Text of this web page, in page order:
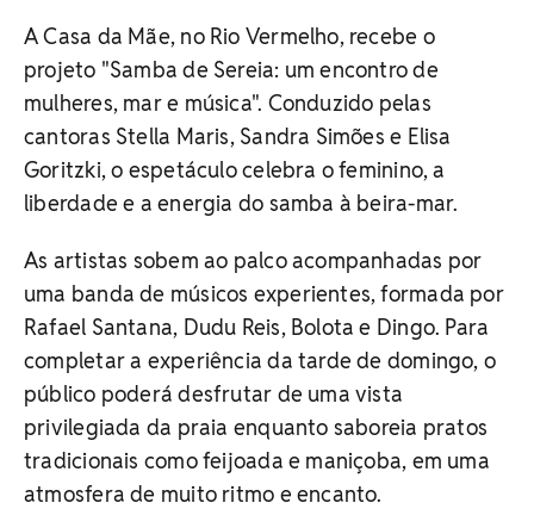
A Casa da Mãe, no Rio Vermelho, recebe o
projeto "Samba de Sereia: um encontro de
mulheres, mar e música". Conduzido pelas
cantoras Stella Maris, Sandra Simões e Elisa
Goritzki, o espetáculo celebra o feminino, a
liberdade e a energia do samba à beira-mar.
As artistas sobem ao palco acompanhadas por
uma banda de músicos experientes, formada por
Rafael Santana, Dudu Reis, Bolota e Dingo. Para
completar a experiência da tarde de domingo, o
público poderá desfrutar de uma vista
privilegiada da praia enquanto saboreia pratos
tradicionais como feijoada e maniçoba, em uma
atmosfera de muito ritmo e encanto.